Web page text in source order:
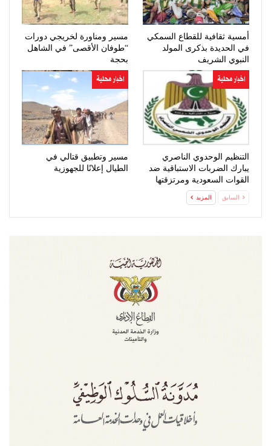
أمسية ثقافية للقطاع السمكي
في الحديدة بذكرى المولد
النبوي الشريف
مسير ومناورة لخريجي دورات
“طوفان الأقصى” في الشاهل
بحجة
اخبار محلية
التنظيم الوحدوي الناصري
يبارك الضربات الاستباقية ضد
القوات السعودية ومرتزقتها
اخبار محلية
مسير وتطبيق قتالي في
الطيال إعلانًا للجهوزية
السابق المزيد